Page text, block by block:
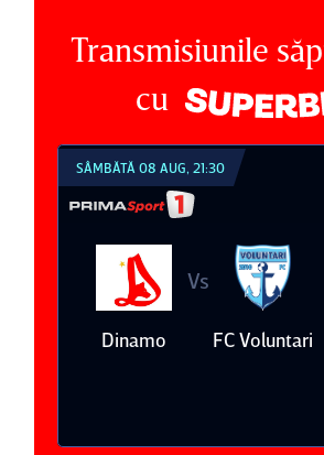
Transmisiunile
cu
SÂMBĂTĂ 08 AUG, 21:30
Dinamo
Vs
FC Voluntari